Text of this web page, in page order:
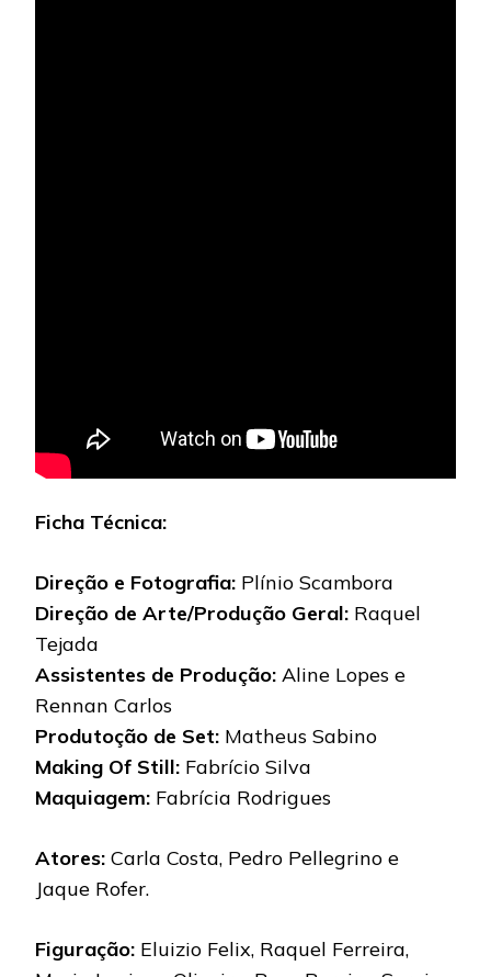
Ficha Técnica:
Direção e Fotografia: Plínio Scambora
Direção de Arte/Produção Geral: Raquel
Tejada
Assistentes de Produção: Aline Lopes e
Rennan Carlos
Produtoção de Set: Matheus Sabino
Making Of Still: Fabrício Silva
Maquiagem: Fabrícia Rodrigues
Atores: Carla Costa, Pedro Pellegrino e
Jaque Rofer.
Figuração: Eluizio Felix, Raquel Ferreira,